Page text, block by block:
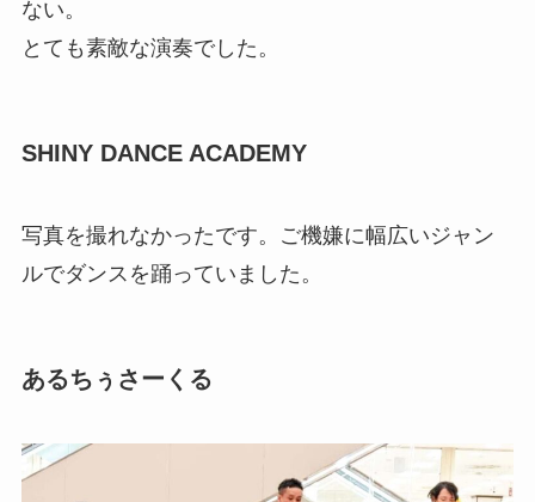
ない。
とても素敵な演奏でした。
SHINY DANCE ACADEMY
写真を撮れなかったです。ご機嫌に幅広いジャン
ルでダンスを踊っていました。
あるちぅさーくる